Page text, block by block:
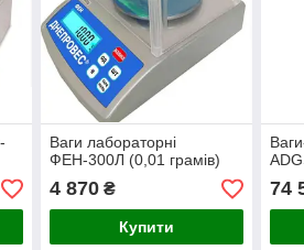
Ваги лабораторні
ФЕН-300Л (0,01 грамів)
4 870₴
Купити
74